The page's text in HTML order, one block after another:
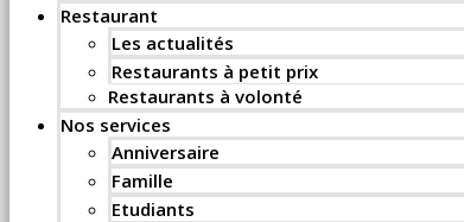
Restaurant
Les actualités
Restaurants à petit prix
Restaurants à volonté
Nos services
Anniversaire
Famille
Etudiants